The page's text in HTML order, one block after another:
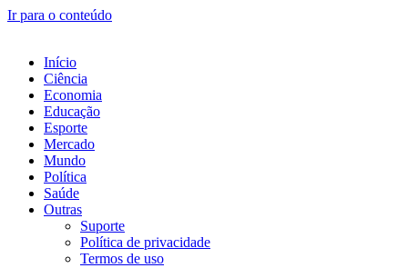
Ir para o conteúdo
Início
Ciência
Economia
Educação
Esporte
Mercado
Mundo
Política
Saúde
Outras
Suporte
Política de privacidade
Termos de uso